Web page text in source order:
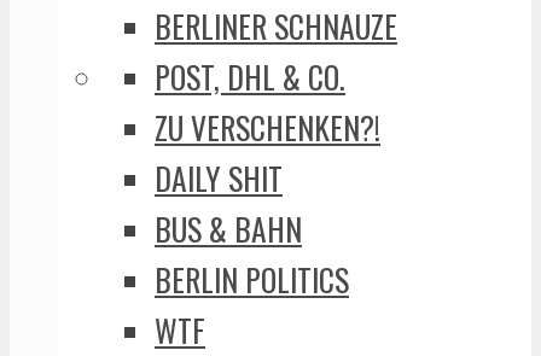
BERLINER SCHNAUZE
POST, DHL & CO.
ZU VERSCHENKEN?!
DAILY SHIT
BUS & BAHN
BERLIN POLITICS
WTF